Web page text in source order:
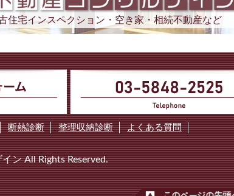
住宅インスペクション・空き家・相続不動産など
断熱診断 整理収納診断
よくある質問
ン All Rights Reserved.